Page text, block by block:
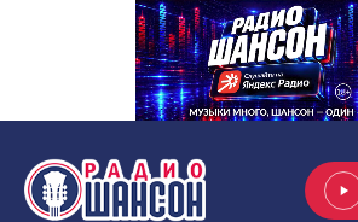
Радио Шансон